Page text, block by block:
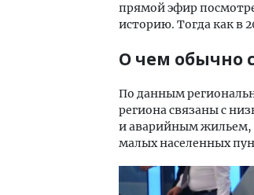
прямой эфир
историю. Тогда как в
О чем обычно
По данным
региона связаны с
и аварийным жильем,
малых населенных